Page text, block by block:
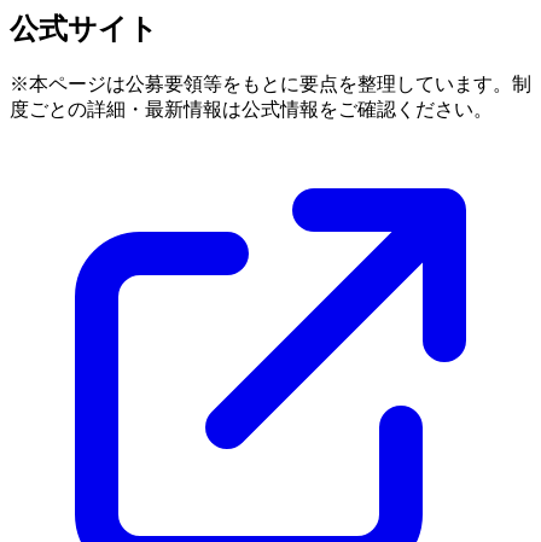
公式サイト
※本ページは公募要領等をもとに要点を整理しています。制
度ごとの詳細・最新情報は公式情報をご確認ください。